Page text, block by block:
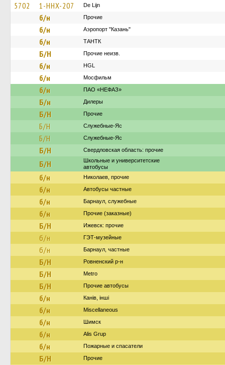
5702 1-HHX-207 De Lijn
б/н Прочие
б/н Аэропорт "Казань"
б/н ТАНТК
Б/Н Прочие неизв.
б/н HGL
б/н Мосфильм
б/н ПАО «НЕФАЗ»
Б/н Дилеры
Б/Н Прочие
Б/Н Служебные-Яс
Б/Н Служебные-Яс
Б/Н Свердловская область: прочие
Б/Н
Школьные и университетские
автобусы
б/н Николаев, прочие
б/н Автобусы частные
б/н Барнаул, служебные
б/н Прочие (заказные)
Б/Н Ижевск: прочие
б/н ГЭТ-музейные
б/н Барнаул, частные
Б/Н Ровненский р-н
Б/Н Metro
Б/Н Прочие автобусы
б/н Канів, інші
б/н Miscellaneous
б/н Шимск
б/н Alis Grup
б/н Пожарные и спасатели
Б/Н Прочие